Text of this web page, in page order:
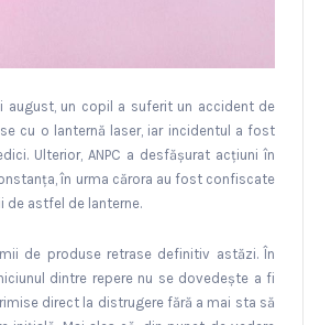
august, un copil a suferit un accident de
cu o lanternă laser, iar incidentul a fost
Ulterior, ANPC a desfăşurat acţiuni în
în urma cărora au fost confiscate
de astfel de lanterne.
mii de produse retrase definitiv astăzi. În
dintre repere nu se dovedeşte a fi
direct la distrugere fără a mai sta să